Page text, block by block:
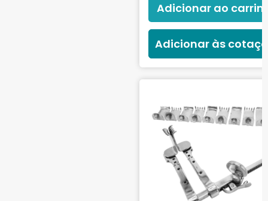
Adicionar ao
Adicionar às